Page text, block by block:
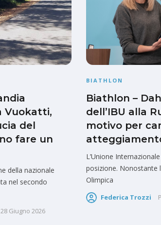
Vuokatti,
del
fare un
della nazionale
nel secondo
28 Giugno 2026
BIATHLON
Biathlon –
dell’IBU alla
motivo per
L’Unione
posizione. Nonostante
Olimpica
Federica Trozzi